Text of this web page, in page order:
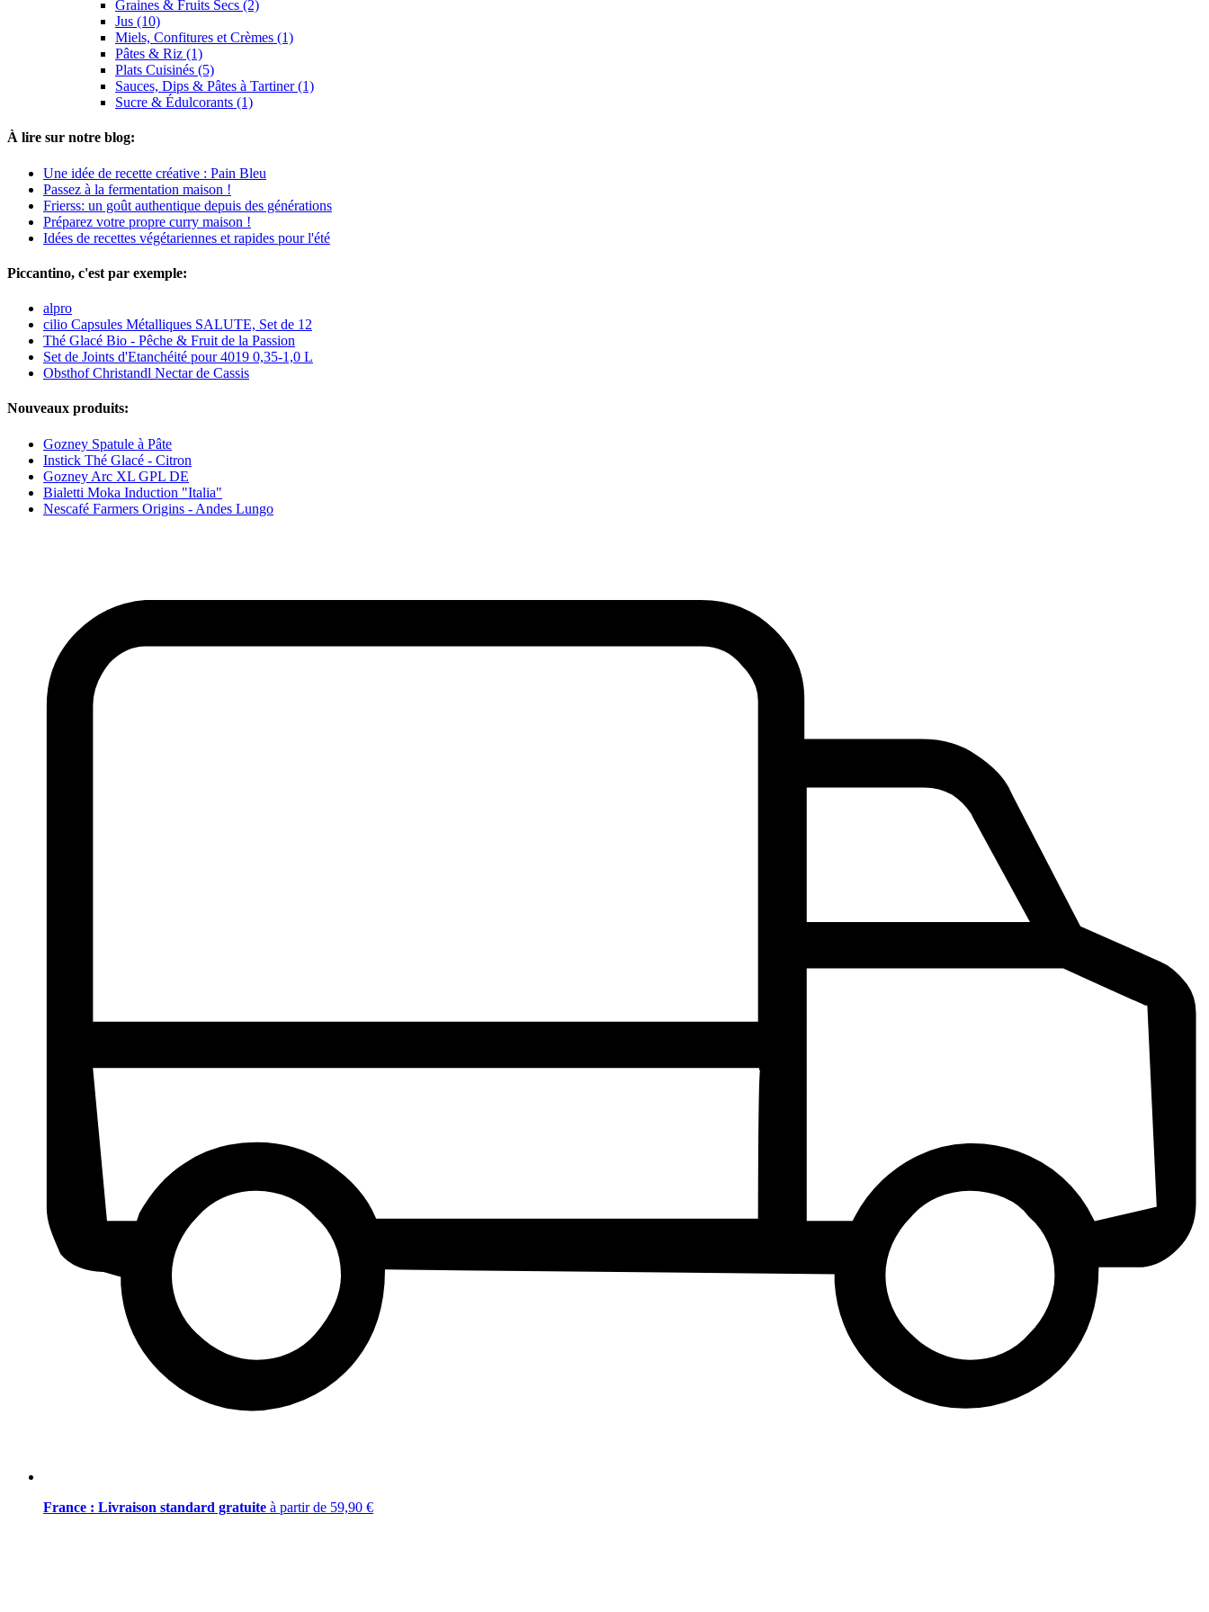
Graines & Fruits Secs (2)
Jus (10)
Miels, Confitures et Crèmes (1)
Pâtes & Riz (1)
Plats Cuisinés (5)
Sauces, Dips & Pâtes à Tartiner (1)
Sucre & Édulcorants (1)
À lire sur notre blog:
Une idée de recette créative : Pain Bleu
Passez à la fermentation maison !
Frierss: un goût authentique depuis des générations
Préparez votre propre curry maison !
Idées de recettes végétariennes et rapides pour l'été
Piccantino, c'est par exemple:
alpro
cilio Capsules Métalliques SALUTE, Set de 12
Thé Glacé Bio - Pêche & Fruit de la Passion
Set de Joints d'Etanchéité pour 4019 0,35-1,0 L
Obsthof Christandl Nectar de Cassis
Nouveaux produits:
Gozney Spatule à Pâte
Instick Thé Glacé - Citron
Gozney Arc XL GPL DE
Bialetti Moka Induction "Italia"
Nescafé Farmers Origins - Andes Lungo
France : Livraison standard gratuite à partir de 59,90 €